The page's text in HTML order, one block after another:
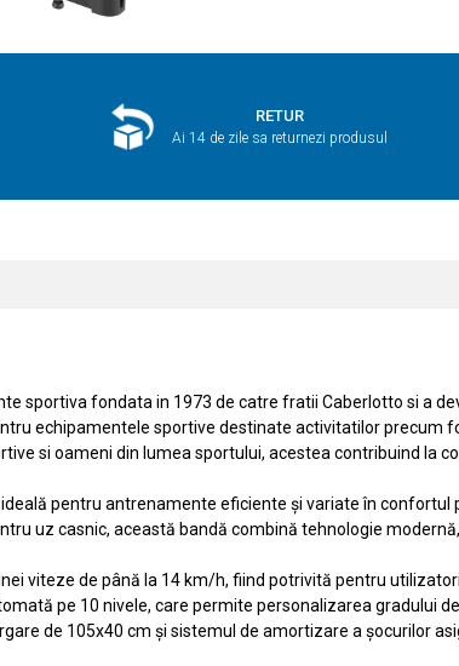
RETUR
Ai 14 de zile sa returnezi produsul
sportiva fondata in 1973 de catre fratii Caberlotto si a
echipamentele sportive destinate activitatilor precum
si oameni din lumea sportului, acestea contribuind la
pentru antrenamente eficiente și variate în
uz casnic, această bandă combină tehnologie
viteze de până la 14 km/h, fiind potrivită pentru
pe 10 nivele, care permite personalizarea gradului
de 105x40 cm și sistemul de amortizare a șocurilor